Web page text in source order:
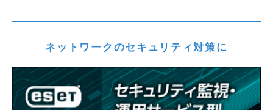
ネットワークのセキュリティ対策に